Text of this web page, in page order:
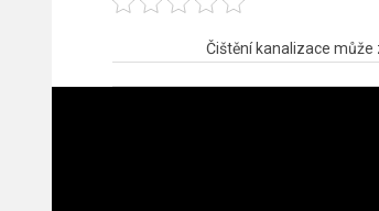
Navigace
pro
Čištění kanalizace může